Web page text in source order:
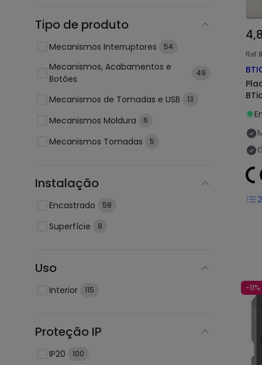
Tipo de produto
Mecanismos Interruptores 54
Mecanismos, Acabamentos e
Botões
49
Mecanismos de Tomadas e USB 13
Mecanismos Moldura 6
Mecanismos Tomadas 5
Instalação
Encastrado 58
Superfície 8
Uso
Interior 115
Proteção IP
IP20 100
Ref
2
-11%